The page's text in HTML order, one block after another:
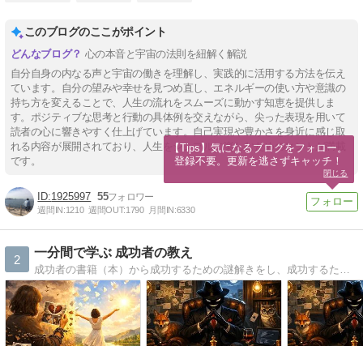
このブログのここがポイント
心の本音と宇宙の法則を紐解く解説
自分自身の内なる声と宇宙の働きを理解し、実践的に活用する方法を伝え
ています。自分の望みや幸せを見つめ直し、エネルギーの使い方や意識の
持ち方を変えることで、人生の流れをスムーズに動かす知恵を提供しま
す。ポジティブな思考と行動の具体例を交えながら、尖った表現を用いて
読者の心に響きやすく仕上げています。自己実現や豊かさを身近に感じ取
れる内容が展開されており、人生をシンプルに楽しむためのヒントが満載
です。
1925997 55
週間IN:1210 週間OUT:1790 月間IN:6330
2
一分間で学ぶ 成功者の教え
【Tips】気になるブログをフォロー。
登録不要。更新を逃さずキャッチ！
閉じる